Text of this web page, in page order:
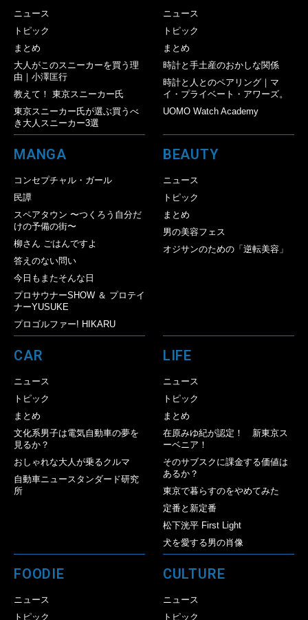
ニュース
トピック
まとめ
大人がこのスニーカーを買う理
由｜小澤匡行
教えて！ 東京スニーカー氏
東京スニーカー氏が選ぶ買うべ
き大人スニーカー3選
ニュース
トピック
まとめ
時計と手土産のおかしな関係
時計と人とのペアリング｜マ
イ・プライベート・アワーズ。
UOMO Watch Academy
MANGA
コンセプチャル・ガール
民譚
スペアタウン 〜つくろう自分だ
けの予備の街〜
柳さん ごはんですよ
答えのない問い
今日もまたそんな日
プロサウナーSHOW ＆ プロテイ
ナーYUSUKE
プロゴルファー! HIKARU
BEAUTY
ニュース
トピック
まとめ
男の美容フェス
オジサンのための「逆転美容」
CAR
ニュース
トピック
まとめ
文化系男子は電気自動車の夢を
見るか？
おしゃれな大人が乗るクルマ
自動車ニュースタンダード研究
所
LIFE
ニュース
トピック
まとめ
在原みゆ紀が認定！ 新東京ス
ーベニア！
そのサブスクに課金する価値は
あるか？
東京で暮らすのをやめてみた
定番と新定番
松下洸平 First Light
犬を愛する男の肖像
FOODIE
ニュース
トピック
CULTURE
ニュース
トピック